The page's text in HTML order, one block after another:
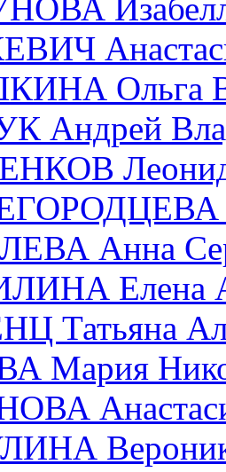
Ольга
Андрей
Леонид
Анна
Елена
Татьяна
Мария